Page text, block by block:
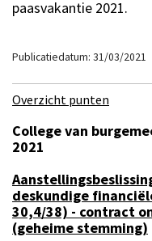
paasvakantie 2021.
Publicatiedatum: 31/03/2021
Overzicht punten
College van
2021
deskundige
30,4/38) - contract
(geheime stemming)